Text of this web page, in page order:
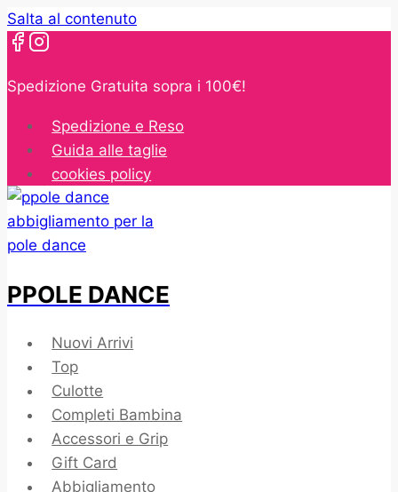
Salta al contenuto
Spedizione Gratuita sopra i 100€!
Spedizione e Reso
Guida alle taglie
cookies policy
PPOLE DANCE
Nuovi Arrivi
Top
Culotte
Completi Bambina
Accessori e Grip
Gift Card
Abbigliamento